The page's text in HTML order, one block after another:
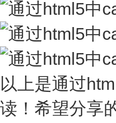
以上是通过
读！希望分享